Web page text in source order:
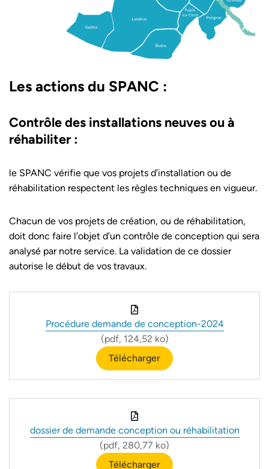
Les actions du SPANC :
Contrôle des installations neuves ou à
réhabiliter :
le SPANC vérifie que vos projets d’installation ou de
réhabilitation respectent les règles techniques en vigueur.
Chacun de vos projets de création, ou de réhabilitation,
doit donc faire l’objet d’un contrôle de conception qui sera
analysé par notre service. La validation de ce dossier
autorise le début de vos travaux.
Procédure demande de conception-2024
(pdf, 124,52 ko)
Télécharger
dossier de demande conception ou réhabilitation
(pdf, 280,77 ko)
Télécharger